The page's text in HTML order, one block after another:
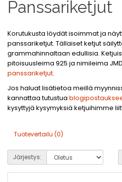
Panssariketjut
Korutukusta löydät isoimmat ja
panssariketjut. Tällaiset ketjut
grammahinnaltaan edullisia.
pitoisuusleima 925 ja nimileima
panssariketjut.
Jos haluat lisätietoa meillä
kannattaa tutustua
kysyttyjä kysymyksiä ketjuihimme
Tuotevertailu (0)
Järjestys: